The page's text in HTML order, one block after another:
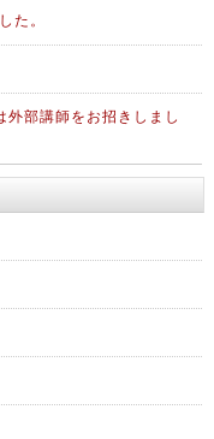
た。
部講師をお招きしまし